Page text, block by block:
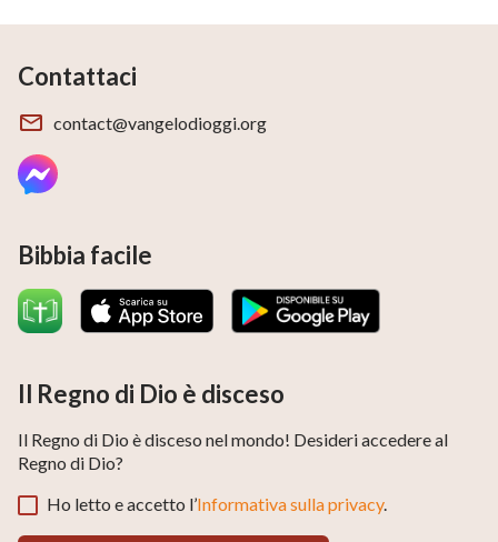
Contattaci
contact@vangelodioggi.org
Bibbia facile
Il Regno di Dio è disceso
Il Regno di Dio è disceso nel mondo! Desideri accedere al
Regno di Dio?
Ho letto e accetto l’Informativa sulla privacy.